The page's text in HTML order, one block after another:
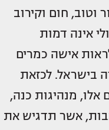
וטוב, חום וקירוב
אינה דמות
אישה כמרים
בישראל. לכזאת
אלו, מנהיגות כנה,
אשר תדגיש את